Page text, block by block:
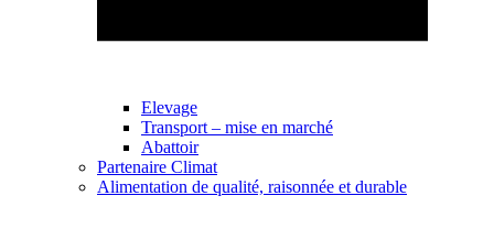
Elevage
Transport – mise en marché
Abattoir
Partenaire Climat
Alimentation de qualité, raisonnée et durable